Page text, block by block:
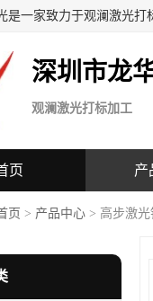
是一家致力于观澜激光打
深圳市龙
观澜激光打标加工
页 产
页 > 产品中心 > 高步激